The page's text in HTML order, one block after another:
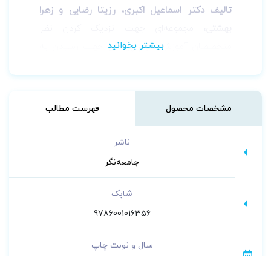
تالیف دکتر اسماعیل اکبری، رزیتا رضایی و زهرا
متخصصان آموزشعلوم پزشکیجهت رسیدن به
مشخصات محصول فهرست مطالب
ناشر
جامعه‌نگر
شابک
9786001016356
سال و نوبت چاپ